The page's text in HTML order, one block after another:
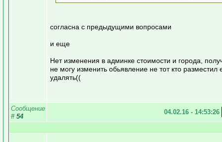
согласна с предыдущими вопросами
и еще
Нет изменения в админке стоимости и города,
не могу изменить обьявление не тот кто разместил
удалять((
Сообщение
# 54
04.02.16 - 14:53:26